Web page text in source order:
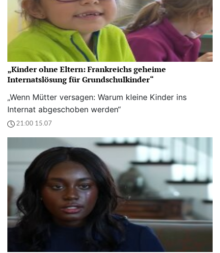
„Kinder ohne Eltern: Frankreichs geheime
Internatslösung für Grundschulkinder“
„Wenn Mütter versagen: Warum kleine Kinder ins
Internat abgeschoben werden“
21:00 15.07